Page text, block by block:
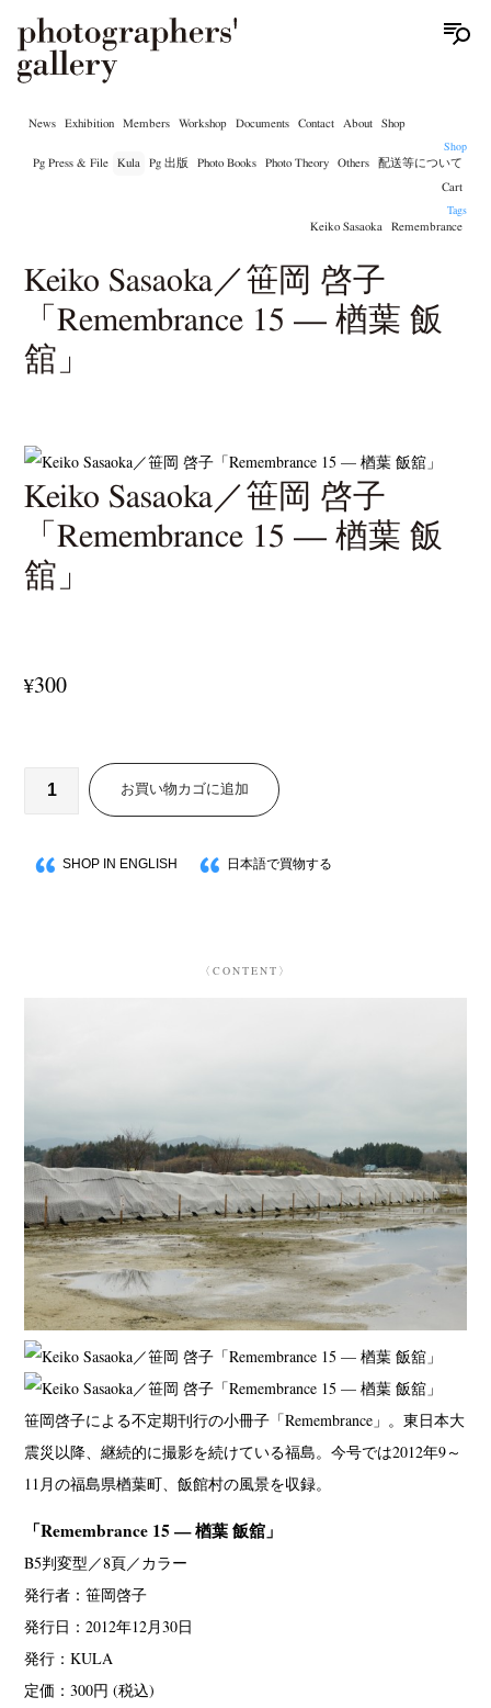
News Exhibition Members Workshop Documents Contact About Shop
Shop
Pg Press & File Kula Pg 出版 Photo Books Photo Theory Others
配送等について
Cart
Tags
Keiko Sasaoka Remembrance
Keiko Sasaoka／笹岡 啓子
「Remembrance 15 — 楢葉 飯
舘」
Keiko Sasaoka／笹岡 啓子
「Remembrance 15 — 楢葉 飯
舘」
¥300
お買い物カゴに追加
SHOP IN ENGLISH 日本語で買物する
〈CONTENT〉
笹岡啓子による不定期刊行の小冊子「Remembrance」。東日本大
震災以降、継続的に撮影を続けている福島。今号では2012年9～
11月の福島県楢葉町、飯館村の風景を収録。
「Remembrance 15 — 楢葉 飯舘」
B5判変型／8頁／カラー
発行者：笹岡啓子
発行日：2012年12月30日
発行：KULA
定価：300円 (税込)